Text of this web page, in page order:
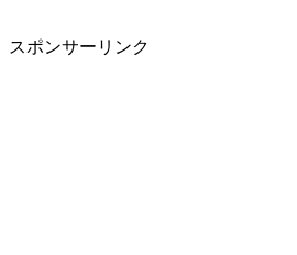
スポンサーリンク